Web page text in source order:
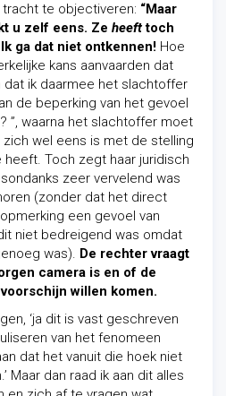
te objectiveren: “Maar
u zelf eens. Ze heefttoch
ga dat niet ontkennen! Hoe
kans aanvaarden dat
ik daarmee het slachtoffer
de beperking van het gevoel
”, waarna het slachtoffer moet
wel eens is met de stelling
Toch zegt haar juridisch
zeer vervelend was
(zonder dat het direct
een gevoel van
niet bedreigend was omdat
was). De rechter vraagt
camera is en of de
willen komen.
‘ja dit is vast geschreven
van het fenomeen
dat het vanuit die hoek niet
Maar dan raad ik aan dit alles